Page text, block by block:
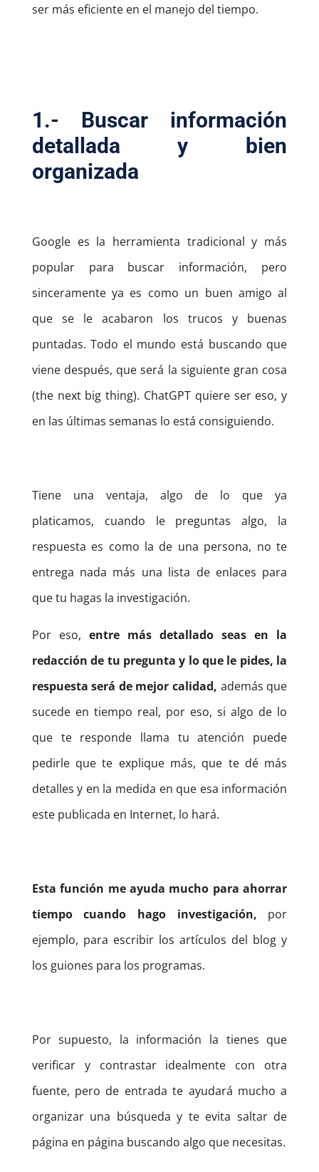
ser más eficiente en el manejo del tiempo.
1.- Buscar información
detallada y bien
organizada
Google es la herramienta tradicional y más
popular para buscar información, pero
sinceramente ya es como un buen amigo al
que se le acabaron los trucos y buenas
puntadas. Todo el mundo está buscando que
viene después, que será la siguiente gran cosa
(the next big thing). ChatGPT quiere ser eso, y
en las últimas semanas lo está consiguiendo.
Tiene una ventaja, algo de lo que ya
platicamos, cuando le preguntas algo, la
respuesta es como la de una persona, no te
entrega nada más una lista de enlaces para
que tu hagas la investigación.
Por eso, entre más detallado seas en la
redacción de tu pregunta y lo que le pides, la
respuesta será de mejor calidad, además que
sucede en tiempo real, por eso, si algo de lo
que te responde llama tu atención puede
pedirle que te explique más, que te dé más
detalles y en la medida en que esa información
este publicada en Internet, lo hará.
Esta función me ayuda mucho para ahorrar
tiempo cuando hago investigación, por
ejemplo, para escribir los artículos del blog y
los guiones para los programas.
Por supuesto, la información la tienes que
verificar y contrastar idealmente con otra
fuente, pero de entrada te ayudará mucho a
organizar una búsqueda y te evita saltar de
página en página buscando algo que necesitas.